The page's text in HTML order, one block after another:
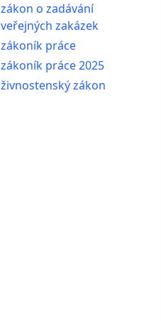
zákon o zadávání
veřejných zakázek
zákoník práce
zákoník práce 2025
živnostenský zákon